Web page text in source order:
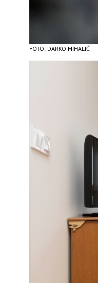
FOTO: DARKO MIHALIĆ